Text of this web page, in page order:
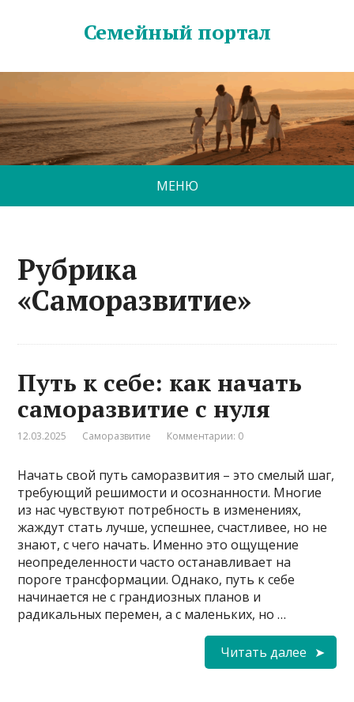
Семейный портал
МЕНЮ
Рубрика
«Саморазвитие»
Путь к себе: как начать
саморазвитие с нуля
12.03.2025 Саморазвитие Комментарии: 0
Начать свой путь саморазвития – это смелый шаг,
требующий решимости и осознанности. Многие
из нас чувствуют потребность в изменениях,
жаждут стать лучше, успешнее, счастливее, но не
знают, с чего начать. Именно это ощущение
неопределенности часто останавливает на
пороге трансформации. Однако, путь к себе
начинается не с грандиозных планов и
радикальных перемен, а с маленьких, но …
Читать далее